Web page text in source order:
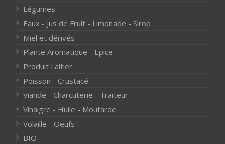
Légumes
Eaux - Jus de Fruit - Limonade - Sirop
Miel et dérivés
Plante Aromatique - Epice
Produit Laitier
Poisson - Crustacé
Viande - Charcuterie - Traiteur
Vinaigre - Huile - Moutarde
Volaille - Oeufs
BIO